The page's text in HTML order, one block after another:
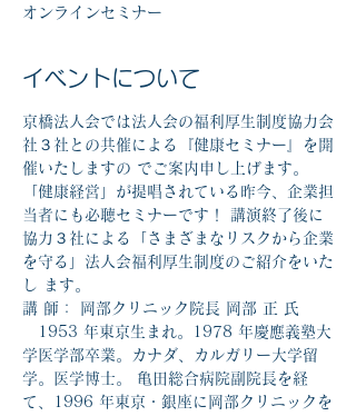
オンラインセミナー
イベントについて
京橋法人会では法人会の福利厚生制度協力会
社３社との共催による『健康セミナー』を開
催いたしますの でご案内申し上げます。
「健康経営」が提唱されている昨今、企業担
当者にも必聴セミナーです！ 講演終了後に
協力３社による「さまざまなリスクから企業
を守る」法人会福利厚生制度のご紹介をいた
し ます。
講 師： 岡部クリニック院長 岡部 正 氏
1953 年東京生まれ。1978 年慶應義塾大
学医学部卒業。カナダ、カルガリー大学留
学。医学博士。 亀田総合病院副院長を経
て、1996 年東京・銀座に岡部クリニックを